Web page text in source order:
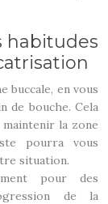
habitudes
buccale, en vous
de bouche. Cela
la zone
pourra vous
situation.
pour des
de la